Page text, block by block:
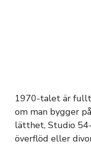
1970-talet är fullt
om man bygger
lätthet, Studio
överflöd eller